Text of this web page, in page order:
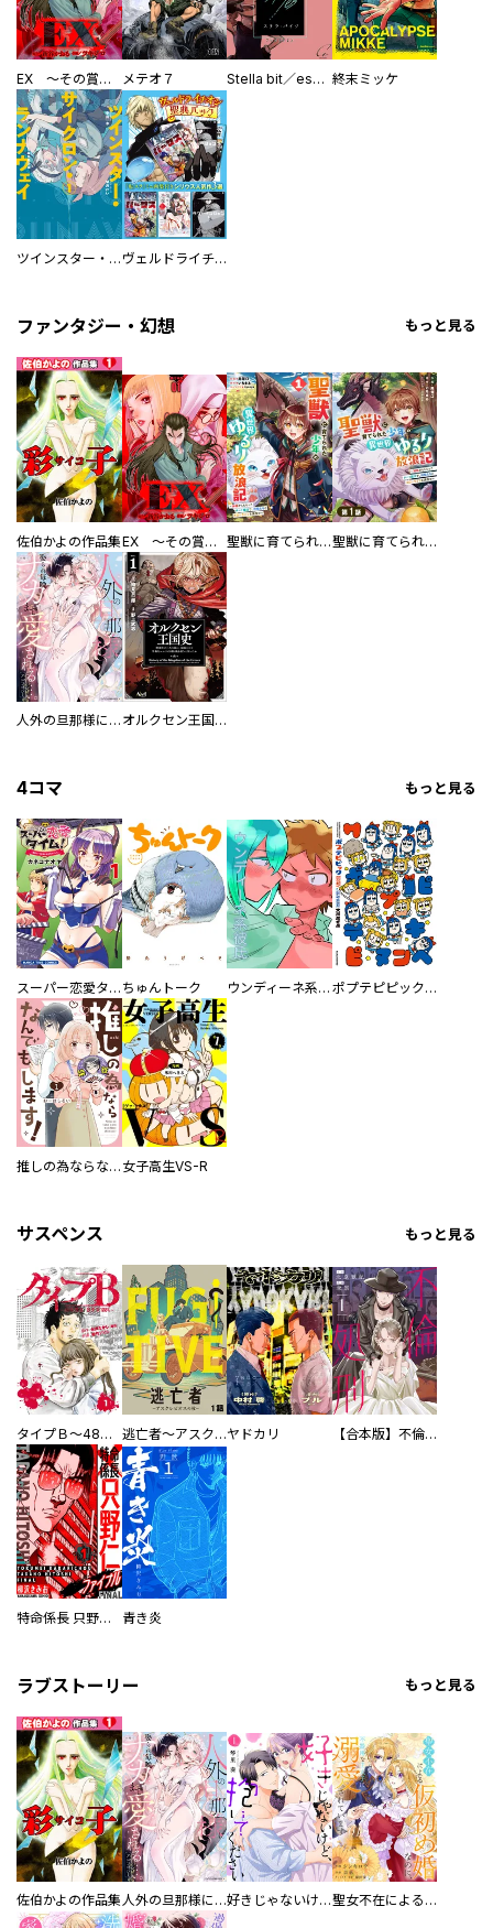
EX ～その賞金稼ぎは、世界の出口を探す～【単行本版】 メテオ７ Stella bit／es【単話版】 終末ミッケ
ツインスター・サイクロン・ランナウェイ ヴェルドライチオシ聖典パック 『転スラ』ミニ画集付き シリウス人気作３選
ファンタジー・幻想 もっと見る
佐伯かよの作品集 EX ～その賞金稼ぎは、世界の出口を探す～【単行本版】 聖獣に育てられた少年の異世界ゆるり放浪記～神様からもらったチート魔法で、仲間たちとスローライフを満喫中～ 聖獣に育てられた少年の異世界ゆるり放浪記～神様からもらったチート魔法で、仲間たちとスローライフを満喫中～【分冊版】
人外の旦那様に娶られ毎晩ナカまで愛される…。アンソロジー オルクセン王国史
4コマ もっと見る
スーパー恋愛タイム！～現場でドＳな彼女は自宅でデレる～ ちゅんトーク ウンディーネ系彼氏 ポプテピピック SEASON EIGHT
推しの為ならなんでもします！ 女子高生VS-R
サスペンス もっと見る
タイプＢ～48時間後、致死率100％～【単話】 逃亡者～アスクレピオスの杖～ヤドカリ 【合本版】不倫処刑
特命係長 只野仁ファイナル 愛蔵版 青き炎
ラブストーリー もっと見る
佐伯かよの作品集 人外の旦那様に娶られ毎晩ナカまで愛される…。アンソロジー 好きじゃないけど、抱いてください【電子単行本版／特典おまけ付き】 聖女不在による仮初め婚なのに、不器用な王太子に溺愛されています【電子単行本版／特典おまけ付き】